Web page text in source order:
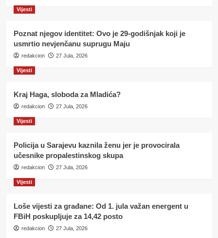
Vijesti
Poznat njegov identitet: Ovo je 29-godišnjak koji je
usmrtio nevjenčanu suprugu Maju
redakcion 27 Jula, 2026
Vijesti
Kraj Haga, sloboda za Mladića?
redakcion 27 Jula, 2026
Vijesti
Policija u Sarajevu kaznila ženu jer je provocirala
učesnike propalestinskog skupa
redakcion 27 Jula, 2026
Vijesti
Loše vijesti za građane: Od 1. jula važan energent u
FBiH poskupljuje za 14,42 posto
redakcion 27 Jula, 2026